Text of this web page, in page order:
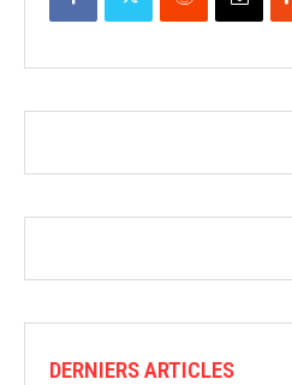
DERNIERS ARTICLES